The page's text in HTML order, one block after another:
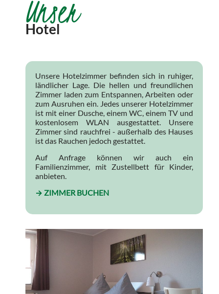
Unser
Hotel
Unsere Hotelzimmer befinden sich in ruhiger,
ländlicher Lage. Die hellen und freundlichen
Zimmer laden zum Entspannen, Arbeiten oder
zum Ausruhen ein. Jedes unserer Hotelzimmer
ist mit einer Dusche, einem WC, einem TV und
kostenlosem WLAN ausgestattet. Unsere
Zimmer sind rauchfrei - außerhalb des Hauses
ist das Rauchen jedoch gestattet.
Auf Anfrage können wir auch ein
Familienzimmer, mit Zustellbett für Kinder,
anbieten.
→ ZIMMER BUCHEN